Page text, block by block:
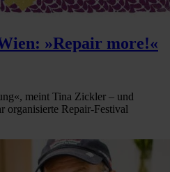
»Repair more!«
meint Tina Zickler – und
organisierte Repair-Festival